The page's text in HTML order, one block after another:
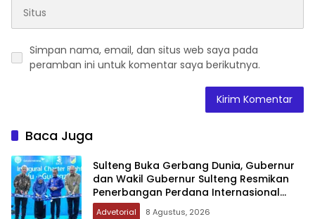
Simpan nama, email, dan situs web saya pada
peramban ini untuk komentar saya berikutnya.
Baca Juga
Sulteng Buka Gerbang Dunia, Gubernur
dan Wakil Gubernur Sulteng Resmikan
Penerbangan Perdana Internasional
Palu-Guangzhou
Advetorial 8 Agustus, 2026